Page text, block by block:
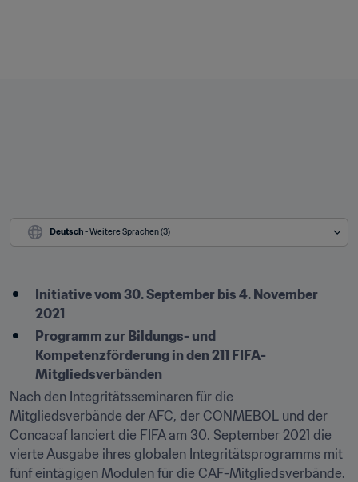
Deutsch - Weitere Sprachen (3)
Initiative vom 30. September bis 4. November
2021
Programm zur Bildungs- und
Kompetenzförderung in den 211 FIFA-
Mitgliedsverbänden
Nach den Integritätsseminaren für die
Mitgliedsverbände der AFC, der CONMEBOL und der
Concacaf lanciert die FIFA am 30. September 2021 die
vierte Ausgabe ihres globalen Integritätsprogramms mit
fünf eintägigen Modulen für die CAF-Mitgliedsverbände.